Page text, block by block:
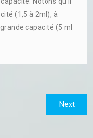
(1,5 à 2ml), à
capacité (5 ml
NextNext
post: